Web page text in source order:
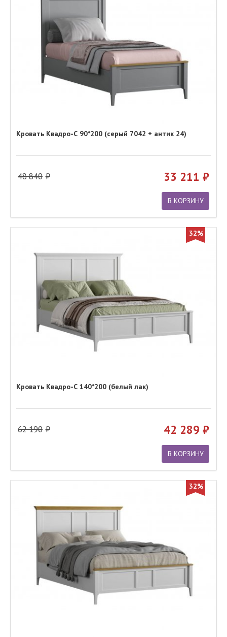
Кровать Квадро-С 90*200 (серый 7042 + антик 24)
48 840 33 211
В КОРЗИНУ
32%
Кровать Квадро-С 140*200 (белый лак)
62 190 42 289
В КОРЗИНУ
32%